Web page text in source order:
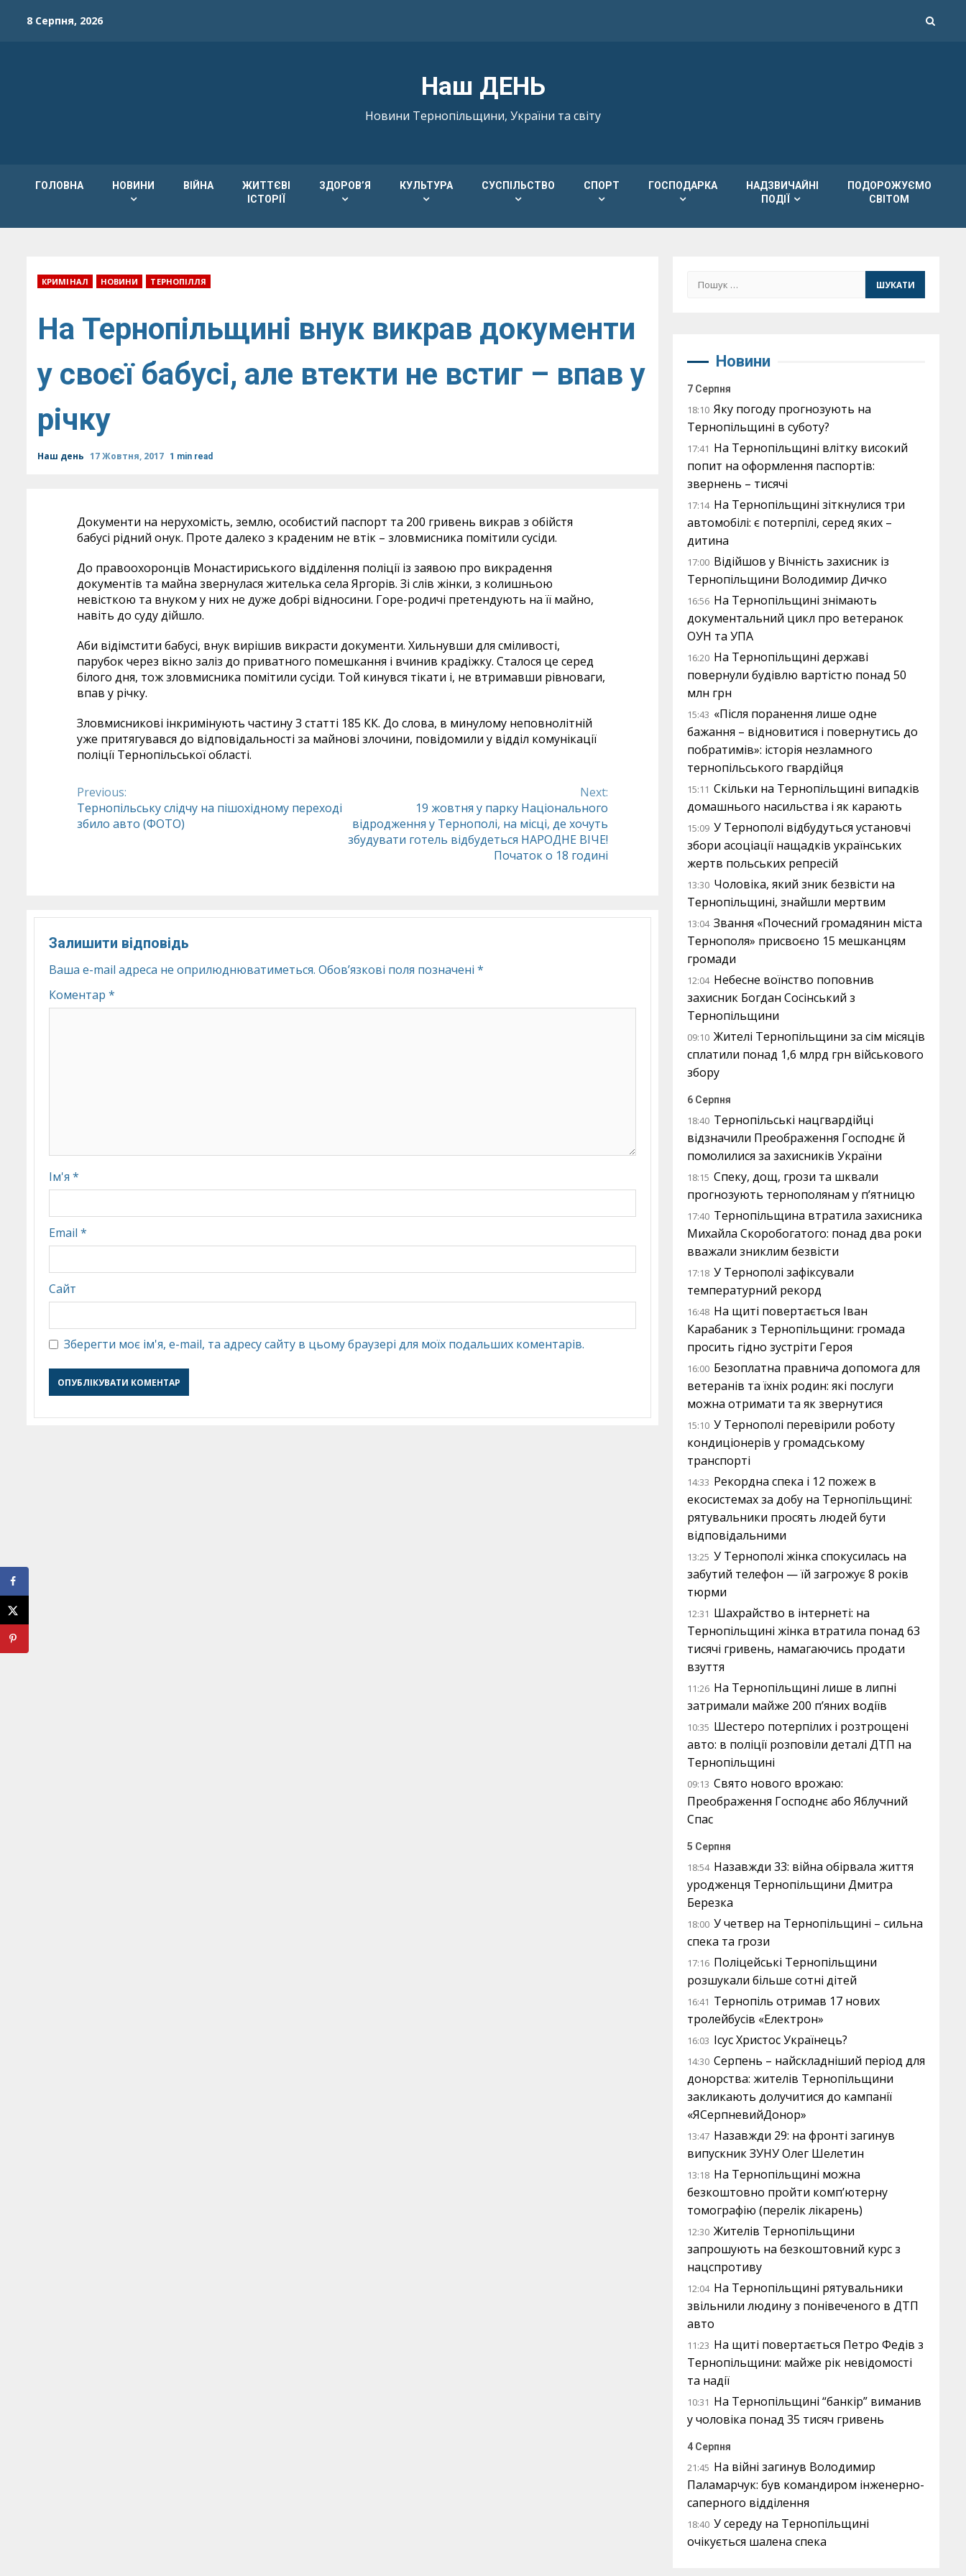
8 Серпня, 2026
Наш ДЕНЬ
Новини Тернопільщини, України та світу
ГОЛОВНА НОВИНИ ВІЙНА
ЖИТТЄВІ
ІСТОРІЇ
ЗДОРОВ’Я КУЛЬТУРА СУСПІЛЬСТВО СПОРТ ГОСПОДАРКА
НАДЗВИЧАЙНІ
ПОДІЇ
ПОДОРОЖУЄМО
СВІТОМ
КРИМІНАЛ НОВИНИ ТЕРНОПІЛЛЯ
На Тернопільщині внук викрав документи
у своєї бабусі, але втекти не встиг – впав у
річку
Наш день 17 Жовтня, 2017 1 min read
Документи на нерухомість, землю, особистий паспорт та 200 гривень викрав з обійстя
бабусі рідний онук. Проте далеко з краденим не втік – зловмисника помітили сусіди.
До правоохоронців Монастириського відділення поліції із заявою про викрадення
документів та майна звернулася жителька села Яргорів. Зі слів жінки, з колишньою
невісткою та внуком у них не дуже добрі відносини. Горе-родичі претендують на її майно,
навіть до суду дійшло.
Аби відімстити бабусі, внук вирішив викрасти документи. Хильнувши для сміливості,
парубок через вікно заліз до приватного помешкання і вчинив крадіжку. Сталося це серед
білого дня, тож зловмисника помітили сусіди. Той кинувся тікати і, не втримавши рівноваги,
впав у річку.
Зловмисникові інкримінують частину 3 статті 185 КК. До слова, в минулому неповнолітній
уже притягувався до відповідальності за майнові злочини, повідомили у відділ комунікації
поліції Тернопільської області.
Continue
Reading
Previous:
Тернопільську слідчу на пішохідному переході
збило авто (ФОТО)
Next:
19 жовтня у парку Національного
відродження у Тернополі, на місці, де хочуть
збудувати готель відбудеться НАРОДНЕ ВІЧЕ!
Початок о 18 годині
Залишити відповідь
Ваша e-mail адреса не оприлюднюватиметься. Обов’язкові поля позначені *
Коментар *
Ім'я *
Email *
Сайт
Зберегти моє ім'я, e-mail, та адресу сайту в цьому браузері для моїх подальших коментарів.
Пошук:
Новини
7 Серпня
18:10 Яку погоду прогнозують на
Тернопільщині в суботу?
17:41 На Тернопільщині влітку високий
попит на оформлення паспортів:
звернень – тисячі
17:14 На Тернопільщині зіткнулися три
автомобілі: є потерпілі, серед яких –
дитина
17:00 Відійшов у Вічність захисник із
Тернопільщини Володимир Дичко
16:56 На Тернопільщині знімають
документальний цикл про ветеранок
ОУН та УПА
16:20 На Тернопільщині державі
повернули будівлю вартістю понад 50
млн грн
15:43 «Після поранення лише одне
бажання – відновитися і повернутись до
побратимів»: історія незламного
тернопільського гвардійця
15:11 Скільки на Тернопільщині випадків
домашнього насильства і як карають
15:09 У Тернополі відбудуться установчі
збори асоціації нащадків українських
жертв польських репресій
13:30 Чоловіка, який зник безвісти на
Тернопільщині, знайшли мертвим
13:04 Звання «Почесний громадянин міста
Тернополя» присвоєно 15 мешканцям
громади
12:04 Небесне воїнство поповнив
захисник Богдан Сосінський з
Тернопільщини
09:10 Жителі Тернопільщини за сім місяців
сплатили понад 1,6 млрд грн військового
збору
6 Серпня
18:40 Тернопільські нацгвардійці
відзначили Преображення Господнє й
помолилися за захисників України
18:15 Спеку, дощ, грози та шквали
прогнозують тернополянам у п’ятницю
17:40 Тернопільщина втратила захисника
Михайла Скоробогатого: понад два роки
вважали зниклим безвісти
17:18 У Тернополі зафіксували
температурний рекорд
16:48 На щиті повертається Іван
Карабаник з Тернопільщини: громада
просить гідно зустріти Героя
16:00 Безоплатна правнича допомога для
ветеранів та їхніх родин: які послуги
можна отримати та як звернутися
15:10 У Тернополі перевірили роботу
кондиціонерів у громадському
транспорті
14:33 Рекордна спека і 12 пожеж в
екосистемах за добу на Тернопільщині:
рятувальники просять людей бути
відповідальними
13:25 У Тернополі жінка спокусилась на
забутий телефон — їй загрожує 8 років
тюрми
12:31 Шахрайство в інтернеті: на
Тернопільщині жінка втратила понад 63
тисячі гривень, намагаючись продати
взуття
11:26 На Тернопільщині лише в липні
затримали майже 200 п’яних водіїв
10:35 Шестеро потерпілих і розтрощені
авто: в поліції розповіли деталі ДТП на
Тернопільщині
09:13 Свято нового врожаю:
Преображення Господнє або Яблучний
Спас
5 Серпня
18:54 Назавжди 33: війна обірвала життя
уродженця Тернопільщини Дмитра
Березка
18:00 У четвер на Тернопільщині – сильна
спека та грози
17:16 Поліцейські Тернопільщини
розшукали більше сотні дітей
16:41 Тернопіль отримав 17 нових
тролейбусів «Електрон»
16:03 Ісус Христос Українець?
14:30 Серпень – найскладніший період для
донорства: жителів Тернопільщини
закликають долучитися до кампанії
«ЯСерпневийДонор»
13:47 Назавжди 29: на фронті загинув
випускник ЗУНУ Олег Шелетин
13:18 На Тернопільщині можна
безкоштовно пройти комп’ютерну
томографію (перелік лікарень)
12:30 Жителів Тернопільщини
запрошують на безкоштовний курс з
нацспротиву
12:04 На Тернопільщині рятувальники
звільнили людину з понівеченого в ДТП
авто
11:23 На щиті повертається Петро Федів з
Тернопільщини: майже рік невідомості
та надії
10:31 На Тернопільщині “банкір” виманив
у чоловіка понад 35 тисяч гривень
4 Серпня
21:45 На війні загинув Володимир
Паламарчук: був командиром інженерно-
саперного відділення
18:40 У середу на Тернопільщині
очікується шалена спека